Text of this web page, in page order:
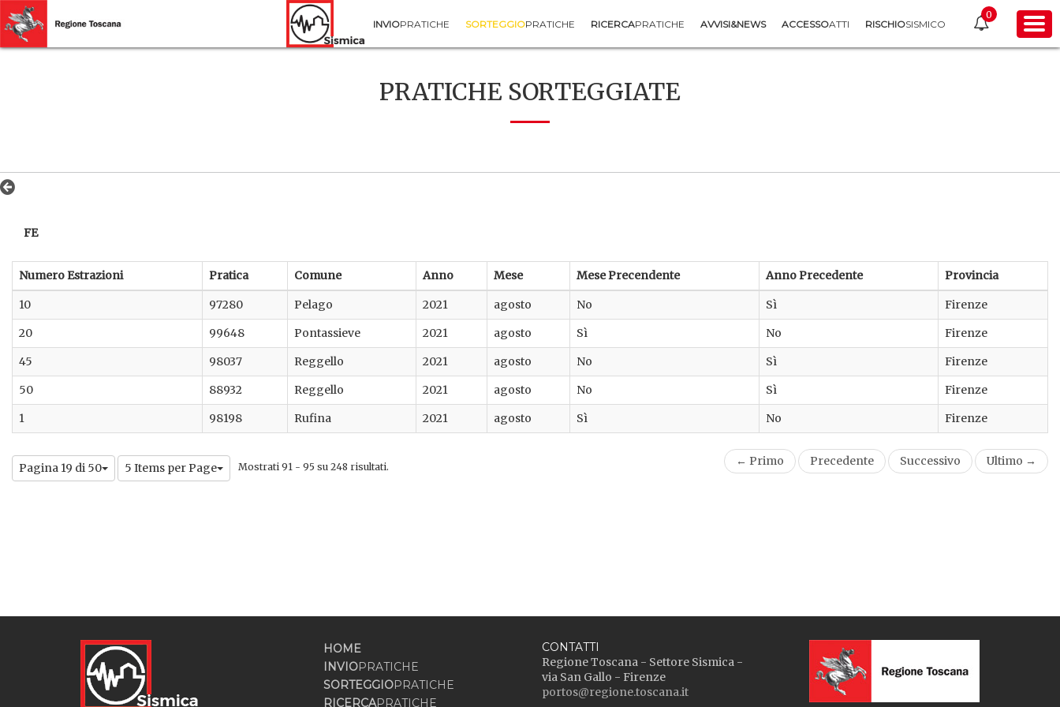
INVIOPRATICHE SORTEGGIOPRATICHE RICERCAPRATICHE AVVISI&NEWS ACCESSOATTI RISCHIOSISMICO
0
PRATICHE SORTEGGIATE
FE
Numero Estrazioni Pratica Comune Anno Mese Mese Precendente Anno Precedente Provincia
10 97280 Pelago 2021 agosto No Sì
Firenze
20
99648 Pontassieve 2021 agosto Sì No
Firenze
45
98037 Reggello 2021 agosto No Sì
Firenze
50
88932 Reggello 2021 agosto No Sì
Firenze
1
98198 Rufina 2021 agosto Sì No Firenze
Pagina 19 di 50 5 Items per Page Mostrati 91 - 95 su 248 risultati. ← Primo Precedente Successivo Ultimo →
HOME
INVIOPRATICHE
SORTEGGIOPRATICHE
RICERCAPRATICHE
CONTATTI
Regione Toscana - Settore Sismica -
via San Gallo - Firenze
portos@regione.toscana.it